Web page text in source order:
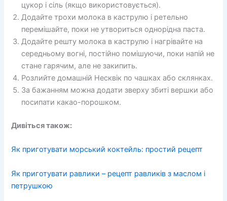
цукор і сіль (якщо використовується).
Додайте трохи молока в каструлю і ретельно
перемішайте, поки не утвориться однорідна паста.
Додайте решту молока в каструлю і нагрівайте на
середньому вогні, постійно помішуючи, поки напій не
стане гарячим, але не закипить.
Розлийте домашній Несквік по чашках або склянках.
За бажанням можна додати зверху збиті вершки або
посипати какао-порошком.
Дивіться також:
Як приготувати морський коктейль: простий рецепт
Як приготувати равлики – рецепт равликів з маслом і
петрушкою